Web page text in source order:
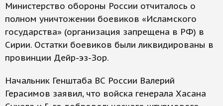
Министерство обороны России отчиталось о
полном уничтожении боевиков «Исламского
государства» (организация запрещена в РФ) в
Сирии. Остатки боевиков были ликвидированы в
провинции Дейр-эз-Зор.
Начальник Генштаба ВС России Валерий
Герасимов заявил, что войска генерала Хасана